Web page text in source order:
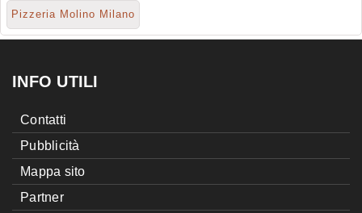
Pizzeria Molino Milano
INFO UTILI
Contatti
Pubblicità
Mappa sito
Partner